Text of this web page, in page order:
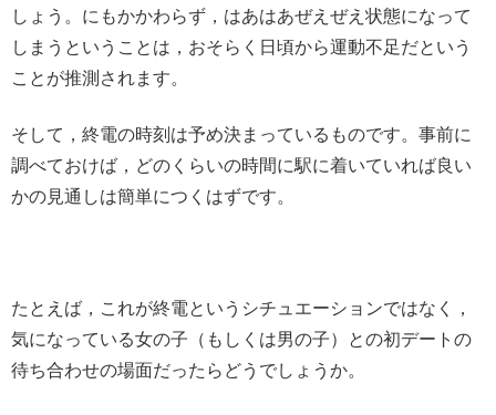
しょう。にもかかわらず，はあはあぜえぜえ状態になって
しまうということは，おそらく日頃から運動不足だという
ことが推測されます。
そして，終電の時刻は予め決まっているものです。事前に
調べておけば，どのくらいの時間に駅に着いていれば良い
かの見通しは簡単につくはずです。
たとえば，これが終電というシチュエーションではなく，
気になっている女の子（もしくは男の子）との初デートの
待ち合わせの場面だったらどうでしょうか。